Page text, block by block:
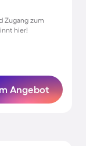
Zugang zum
hier!
Angebot